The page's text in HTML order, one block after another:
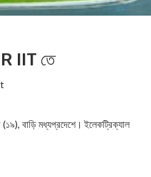
IIT তে
বাড়ি মধ্যপ্রদেশে। ইলেকট্রিক্যাল